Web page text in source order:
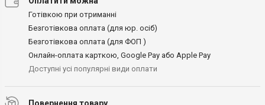
Готівкою при отриманні
Безготівкова оплата (для юр. осіб)
Безготівкова оплата (для ФОП )
Онлайн-оплата карткою, Google Pay або Apple Pay
Доступні усі популярні види оплати